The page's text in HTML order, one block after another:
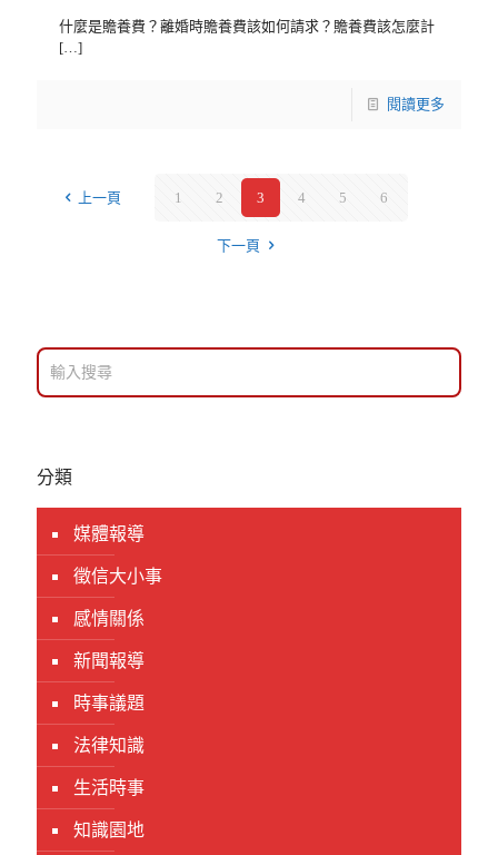
什麼是贍養費？離婚時贍養費該如何請求？贍養費該怎麼計
[…]
閱讀更多
上一頁 1 2 3 4 5 6
下一頁
分類
媒體報導
徵信大小事
感情關係
新聞報導
時事議題
法律知識
生活時事
知識園地